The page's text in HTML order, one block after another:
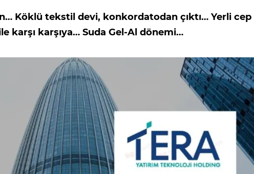
Köklü tekstil devi, konkordatodan çıktı… Yerli cep
karşı karşıya… Suda Gel-Al dönemi…